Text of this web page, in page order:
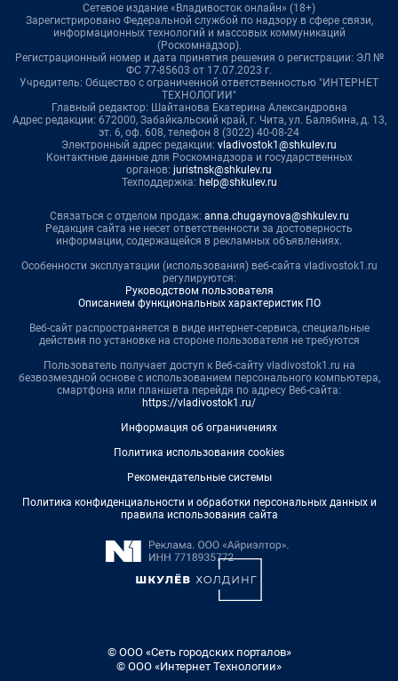
Сетевое издание «Владивосток онлайн» (18+)
Зарегистрировано Федеральной службой по надзору в сфере связи,
информационных технологий и массовых коммуникаций
(Роскомнадзор).
Регистрационный номер и дата принятия решения о регистрации: ЭЛ №
ФС 77-85603 от 17.07.2023 г.
Учредитель: Общество с ограниченной ответственностью "ИНТЕРНЕТ
ТЕХНОЛОГИИ"
Главный редактор: Шайтанова Екатерина Александровна
Адрес редакции: 672000, Забайкальский край, г. Чита, ул. Балябина, д. 13,
эт. 6, оф. 608, телефон 8 (3022) 40-08-24
Электронный адрес редакции: vladivostok1@shkulev.ru
Контактные данные для Роскомнадзора и государственных
органов: juristnsk@shkulev.ru
Техподдержка: help@shkulev.ru
Связаться с отделом продаж: anna.chugaynova@shkulev.ru
Редакция сайта не несет ответственности за достоверность
информации, содержащейся в рекламных объявлениях.
Особенности эксплуатации (использования) веб-сайта vladivostok1.ru
регулируются:
Руководством пользователя
Описанием функциональных характеристик ПО
Веб-сайт распространяется в виде интернет-сервиса, специальные
действия по установке на стороне пользователя не требуются
Пользователь получает доступ к Веб-сайту vladivostok1.ru на
безвозмездной основе с использованием персонального компьютера,
смартфона или планшета перейдя по адресу Веб-сайта:
https://vladivostok1.ru/
Информация об ограничениях
Политика использования cookies
Рекомендательные системы
Политика конфиденциальности и обработки персональных данных и
правила использования сайта
© ООО «Сеть городских порталов»
© ООО «Интернет Технологии»